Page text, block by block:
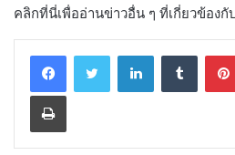
คลิกที่นี่เพื่ออ่านข่าวอื่น ๆ ที่เกี่ยวข้อง
LinkedInTumblr
Print